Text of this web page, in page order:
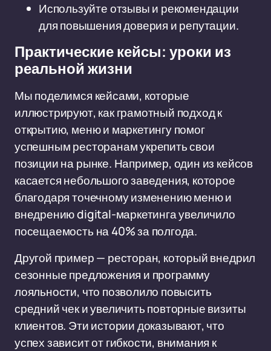
Используйте отзывы и рекомендации
для повышения доверия и репутации.
Практические кейсы: уроки из
реальной жизни
Мы поделимся кейсами, которые
иллюстрируют, как грамотный подход к
открытию, меню и маркетингу помог
успешным ресторанам укрепить свои
позиции на рынке. Например, один из кейсов
касается небольшого заведения, которое
благодаря точечному изменению меню и
внедрению digital-маркетинга увеличило
посещаемость на 40% за полгода.
Другой пример — ресторан, который внедрил
сезонные предложения и программу
лояльности, что позволило повысить
средний чек и увеличить повторные визиты
клиентов. Эти истории доказывают, что
успех зависит от гибкости, внимания к